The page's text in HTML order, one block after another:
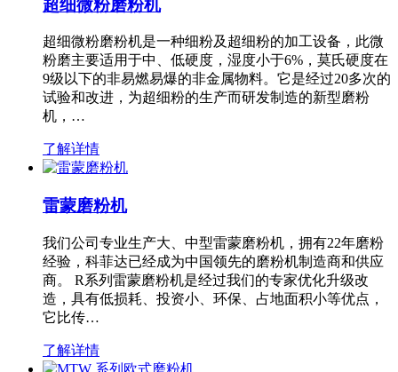
超细微粉磨粉机
超细微粉磨粉机是一种细粉及超细粉的加工设备，此微
粉磨主要适用于中、低硬度，湿度小于6%，莫氏硬度在
9级以下的非易燃易爆的非金属物料。它是经过20多次的
试验和改进，为超细粉的生产而研发制造的新型磨粉
机，…
了解详情
雷蒙磨粉机
我们公司专业生产大、中型雷蒙磨粉机，拥有22年磨粉
经验，科菲达已经成为中国领先的磨粉机制造商和供应
商。 R系列雷蒙磨粉机是经过我们的专家优化升级改
造，具有低损耗、投资小、环保、占地面积小等优点，
它比传…
了解详情